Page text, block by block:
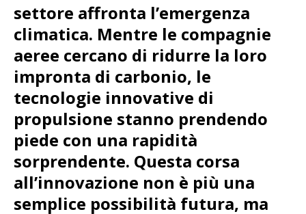
settore affronta l’emergenza
climatica. Mentre le compagnie
aeree cercano di ridurre la loro
impronta di carbonio, le
tecnologie innovative di
propulsione stanno prendendo
piede con una rapidità
sorprendente. Questa corsa
all’innovazione non è più una
semplice possibilità futura, ma